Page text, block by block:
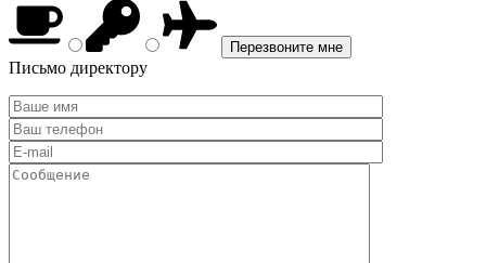
Письмо директору